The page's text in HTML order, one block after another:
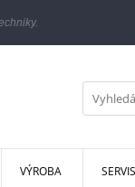
VÝROBA SERVIS